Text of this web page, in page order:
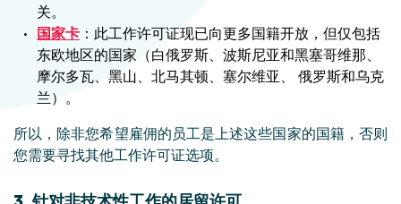
关。
国家卡 ：此工作许可证现已向更多国籍开放，但仅包括
东欧地区的国家（白俄罗斯、波斯尼亚和黑塞哥维那、
摩尔多瓦、黑山、北马其顿、塞尔维亚、 俄罗斯和乌克
兰）。
所以，除非您希望雇佣的员工是上述这些国家的国籍，否则
您需要寻找其他工作许可证选项。